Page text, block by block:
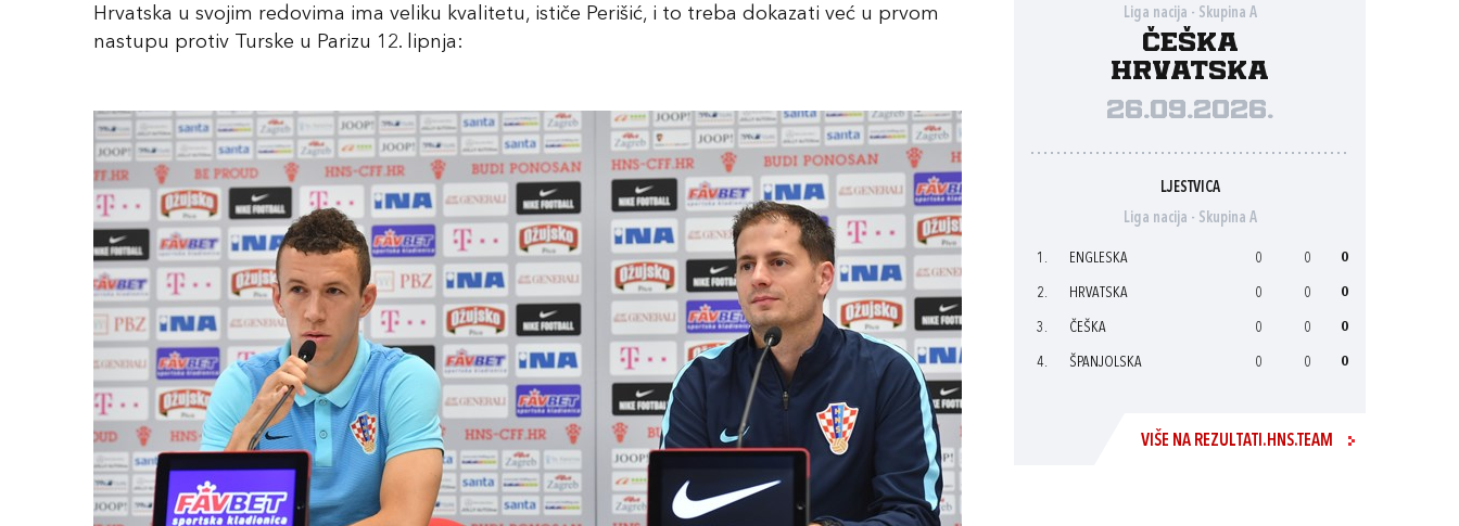
Hrvatska u svojim redovima ima veliku kvalitetu, ističe Perišić, i to treba dokazati već u prvom
nastupu protiv Turske u Parizu 12. lipnja:
Liga nacija - Skupina A
Češka
Hrvatska
26.09.2026.
LJESTVICA
Liga nacija - Skupina A
1. ENGLESKA 0 0 0
2. HRVATSKA 0 0 0
3. ČEŠKA 0 0 0
4. ŠPANJOLSKA 0 0 0
VIŠE NA REZULTATI.HNS.TEAM